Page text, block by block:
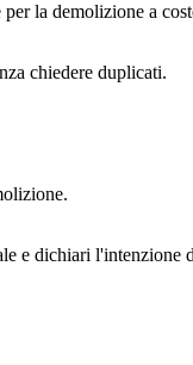
la demolizione a
chiedere duplicati.
e dichiari l'intenzione